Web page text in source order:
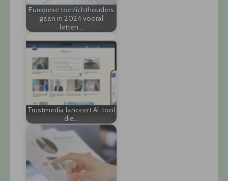
Europese toezichthouders
gaan in 2024 vooral
letten…
Trustmedia lanceert AI-tool
die…